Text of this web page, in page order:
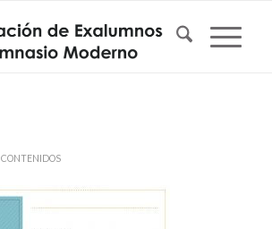
CONTENIDOS